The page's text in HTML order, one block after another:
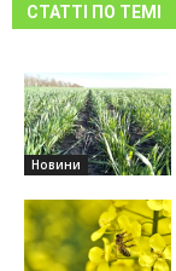
СТАТТІ ПО ТЕМІ
Новини